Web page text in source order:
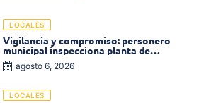
LOCALES
Vigilancia y compromiso: personero
municipal inspecciona planta de
tratamiento de agua
agosto 6, 2026
LOCALES